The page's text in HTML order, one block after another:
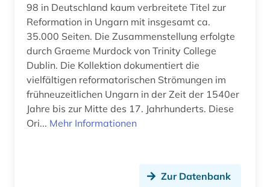
akademie der bildenden künste (1)
akademie der bildenden künste münchen (1)
akademie der künste (1)
akademie der wissenschaften (1)
akademien der wissenschaft (1)
akademieschrift (1)
akdademie der künste (1)
98 in Deutschland kaum verbreitete Titel zur
Reformation in Ungarn mit insgesamt ca.
35.000 Seiten. Die Zusammenstellung erfolgte
durch Graeme Murdock von Trinity College
Dublin. Die Kollektion dokumentiert die
vielfältigen reformatorischen Strömungen im
frühneuzeitlichen Ungarn in der Zeit der 1540er
Jahre bis zur Mitte des 17. Jahrhunderts. Diese
Ori... Mehr Informationen
Zur Datenbank